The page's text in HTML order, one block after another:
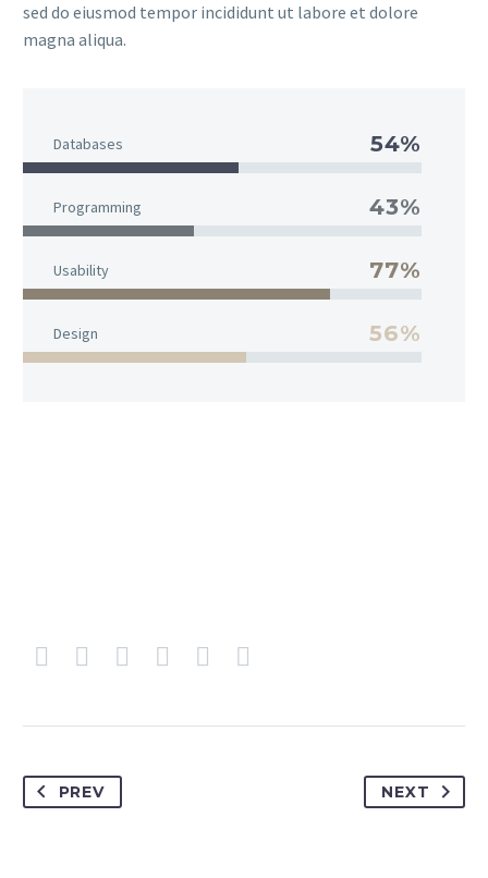
sed do eiusmod tempor incididunt ut labore et dolore
magna aliqua.
Databases 54%
Programming 43%
Usability 77%
Design 56%
PREV NEXT